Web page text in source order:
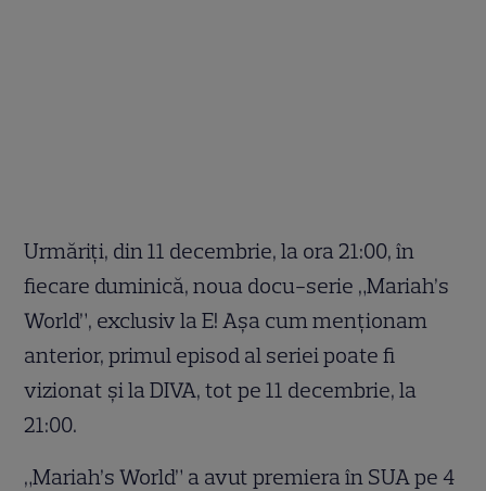
Urmăriți, din 11 decembrie, la ora 21:00, în
fiecare duminică, noua docu-serie „Mariah’s
World”, exclusiv la E! Așa cum menționam
anterior, primul episod al seriei poate fi
vizionat și la DIVA, tot pe 11 decembrie, la
21:00.
„Mariah’s World” a avut premiera în SUA pe 4